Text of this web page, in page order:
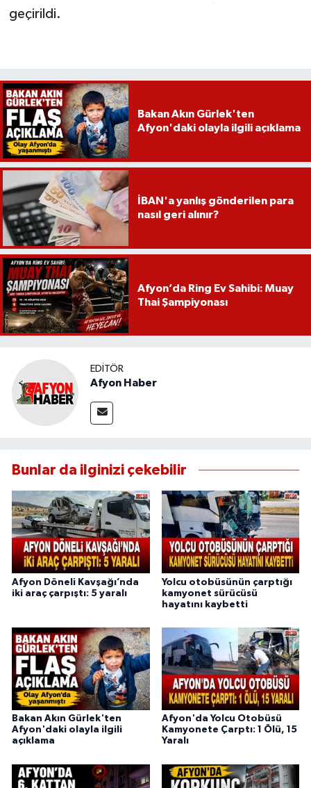
geçirildi.
Bakan Akın Gürlek'ten
Afyon'daki olayla ilgili açıklama
İBAN'a yanlış gönderilen para
nasıl geri alınır?
Afyon’da Ring Ev Sahibi: Muay
Thai Şampiyonası
EDITÖR
Afyon Haber
Bunlar da ilginizi çekebilir
Afyon Döneli Kavşağı’nda
iki araç çarpıştı: 5 yaralı
Yolcu otobüsünün çarptığı
kamyonet sürücüsü
hayatını kaybetti
Bakan Akın Gürlek'ten
Afyon'daki olayla ilgili
açıklama
Afyon'da Yolcu Otobüsü
Kamyonete Çarptı: 1 Ölü, 15
Yaralı